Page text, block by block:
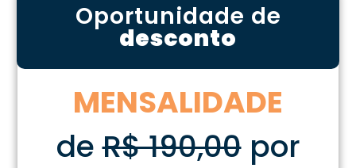
Oportunidade de
desconto
MENSALIDADE
deR$ 190,00por